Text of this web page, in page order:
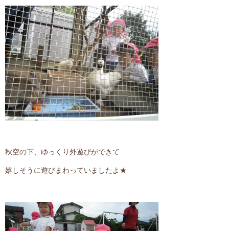
秋空の下、ゆっくり外遊びができて
嬉しそうに遊びまわっていましたよ★